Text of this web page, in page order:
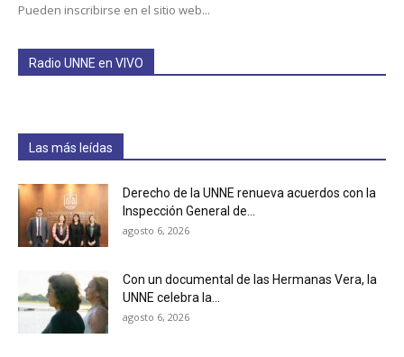
Pueden inscribirse en el sitio web...
Radio UNNE en VIVO
Las más leídas
Derecho de la UNNE renueva acuerdos con la
Inspección General de...
agosto 6, 2026
Con un documental de las Hermanas Vera, la
UNNE celebra la...
agosto 6, 2026